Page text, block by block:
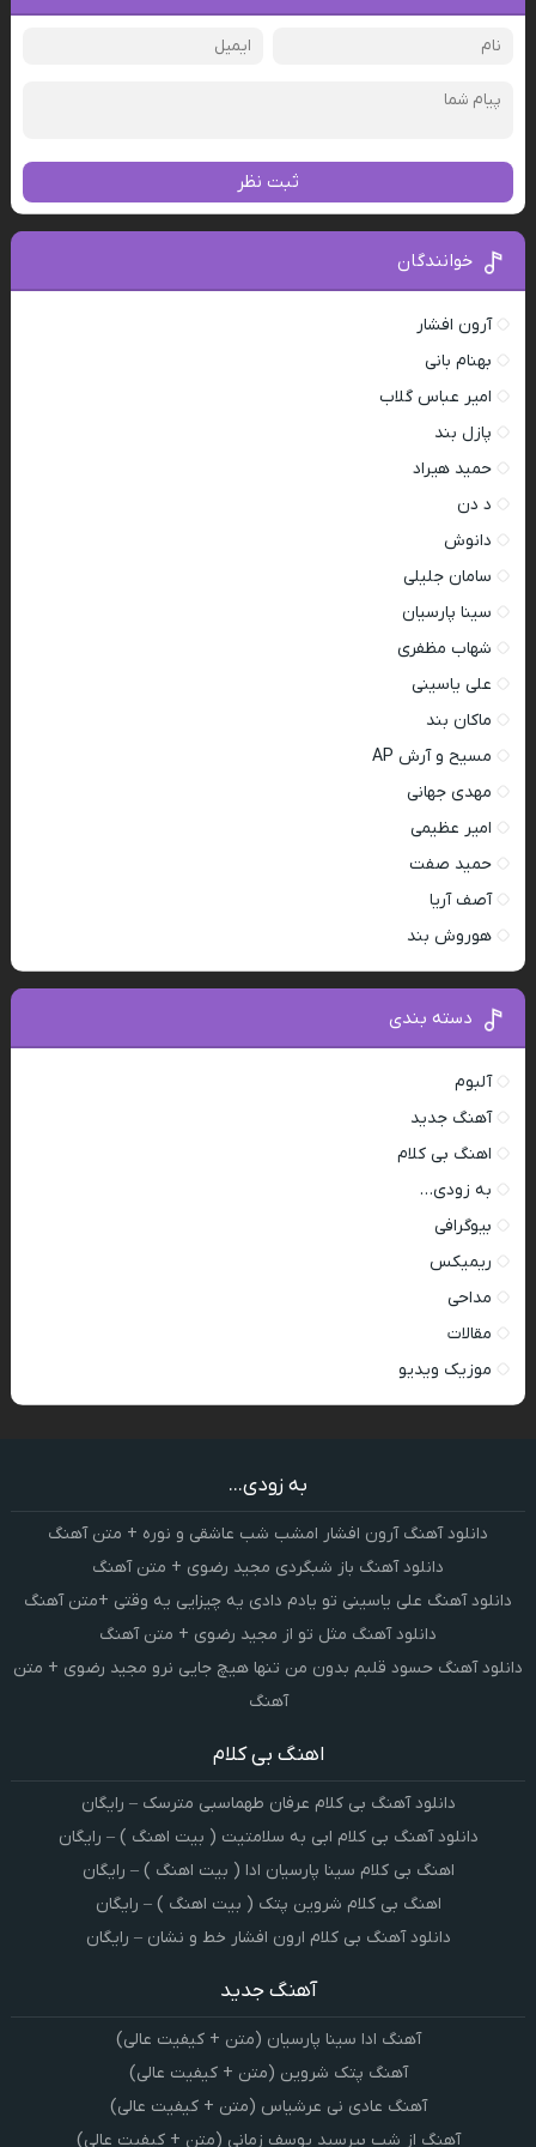
ثبت نظر
خوانندگان
آرون افشار
بهنام بانی
امیر عباس گلاب
پازل بند
حمید هیراد
د دن
دانوش
سامان جلیلی
سینا پارسیان
شهاب مظفری
علی یاسینی
ماکان بند
مسیح و آرش AP
مهدی جهانی
امیر عظیمی
حمید صفت
آصف آریا
هوروش بند
دسته بندی
آلبوم
آهنگ جدید
اهنگ بی کلام
به زودی…
بیوگرافی
ریمیکس
مداحی
مقالات
موزیک ویدیو
به زودی...
دانلود آهنگ آرون افشار امشب شب عاشقی و نوره + متن آهنگ
دانلود آهنگ باز شبگردی مجید رضوی + متن آهنگ
دانلود آهنگ علی یاسینی تو یادم دادی یه چیزایی یه وقتی +متن آهنگ
دانلود آهنگ مثل تو از مجید رضوی + متن آهنگ
دانلود آهنگ حسود قلبم بدون من تنها هیچ جایی نرو مجید رضوی + متن
آهنگ
اهنگ بی کلام
دانلود آهنگ بی کلام عرفان طهماسبی مترسک – رایگان
دانلود آهنگ بی کلام ابی به سلامتیت ( بیت اهنگ ) – رایگان
اهنگ بی کلام سینا پارسیان ادا ( بیت اهنگ ) – رایگان
اهنگ بی کلام شروین پتک ( بیت اهنگ ) – رایگان
دانلود آهنگ بی کلام ارون افشار خط و نشان – رایگان
آهنگ جدید
آهنگ ادا سینا پارسیان (متن + کیفیت عالی)
آهنگ پتک شروین (متن + کیفیت عالی)
آهنگ عادی نی عرشیاس (متن + کیفیت عالی)
آهنگ از شب بپرسید یوسف زمانی (متن + کیفیت عالی)